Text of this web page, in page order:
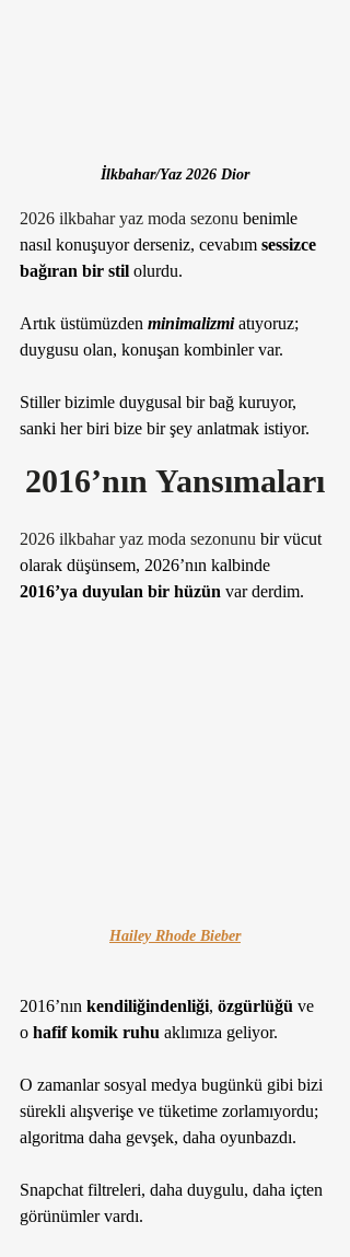
İlkbahar/Yaz 2026 Dior
2026 ilkbahar yaz moda sezonu benimle
nasıl konuşuyor derseniz, cevabım sessizce
bağıran bir stil olurdu.
Artık üstümüzden minimalizmi atıyoruz;
duygusu olan, konuşan kombinler var.
Stiller bizimle duygusal bir bağ kuruyor,
sanki her biri bize bir şey anlatmak istiyor.
2016’nın Yansımaları
2026 ilkbahar yaz moda sezonunu bir vücut
olarak düşünsem, 2026’nın kalbinde
2016’ya duyulan bir hüzün var derdim.
Hailey Rhode Bieber
2016’nın kendiliğindenliği, özgürlüğü ve
o hafif komik ruhu aklımıza geliyor.
O zamanlar sosyal medya bugünkü gibi bizi
sürekli alışverişe ve tüketime zorlamıyordu;
algoritma daha gevşek, daha oyunbazdı.
Snapchat filtreleri, daha duygulu, daha içten
görünümler vardı.